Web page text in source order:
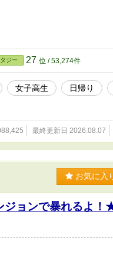
ジー 27 位 / 53,274件
女子高生 日帰り
最終更新日 2026.08.07
お気に入
ジョンで暴れるよ！